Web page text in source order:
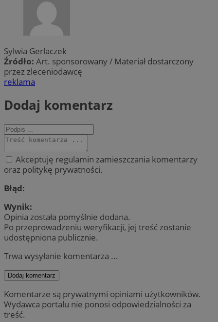
Sylwia Gerlaczek
Źródło: Art. sponsorowany / Materiał dostarczony
przez zleceniodawcę
reklama
Dodaj komentarz
Akceptuję regulamin zamieszczania komentarzy
oraz politykę prywatności.
Błąd:
Wynik:
Opinia została pomyślnie dodana.
Po przeprowadzeniu weryfikacji, jej treść zostanie
udostępniona publicznie.
Trwa wysyłanie komentarza ...
Dodaj komentarz
Komentarze są prywatnymi opiniami użytkowników.
Wydawca portalu nie ponosi odpowiedzialności za
treść.